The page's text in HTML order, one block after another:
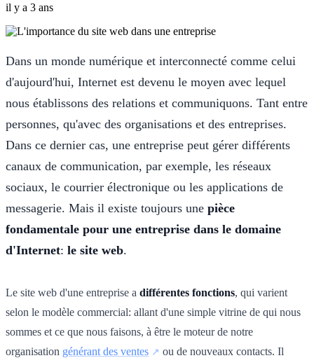
il y a 3 ans
Dans un monde numérique et interconnecté comme celui
d'aujourd'hui, Internet est devenu le moyen avec lequel
nous établissons des relations et communiquons. Tant entre
personnes, qu'avec des organisations et des entreprises.
Dans ce dernier cas, une entreprise peut gérer différents
canaux de communication, par exemple, les réseaux
sociaux, le courrier électronique ou les applications de
messagerie. Mais il existe toujours une pièce
fondamentale pour une entreprise dans le domaine
d'Internet: le site web.
Le site web d'une entreprise a différentes fonctions, qui varient
selon le modèle commercial: allant d'une simple vitrine de qui nous
sommes et ce que nous faisons, à être le moteur de notre
organisation générant des ventes
ou de nouveaux contacts. Il